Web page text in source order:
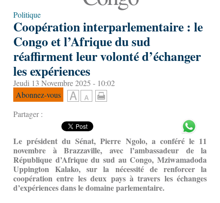
Politique
Coopération interparlementaire : le
Congo et l’Afrique du sud
réaffirment leur volonté d’échanger
les expériences
Jeudi 13 Novembre 2025 - 10:02
Abonnez-vous
Partager :
Le président du Sénat, Pierre Ngolo, a conféré le 11
novembre à Brazzaville, avec l’ambassadeur de la
République d’Afrique du sud au Congo, Mziwamadoda
Uppington Kalako, sur la nécessité de renforcer la
coopération entre les deux pays à travers les échanges
d’expériences dans le domaine parlementaire.